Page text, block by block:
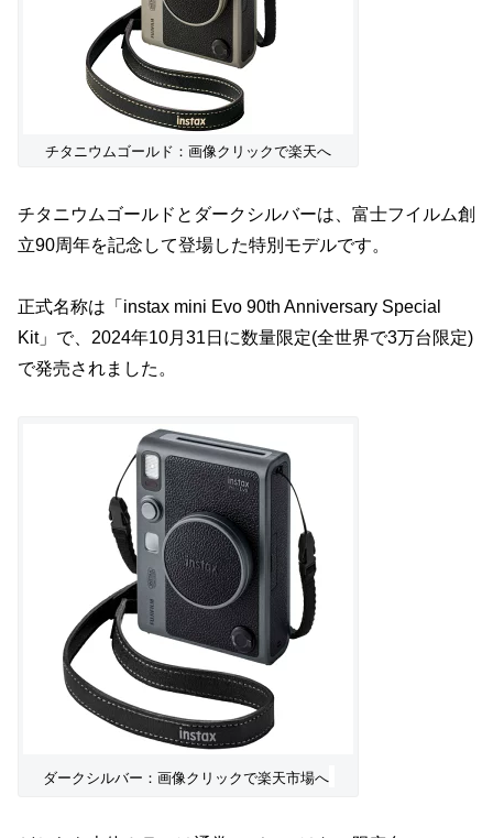
チタニウムゴールド：画像クリックで楽天へ
チタニウムゴールドとダークシルバーは、富士フイルム創
立90周年を記念して登場した特別モデルです。
正式名称は「instax mini Evo 90th Anniversary Special
Kit」で、2024年10月31日に数量限定(全世界で3万台限定)
で発売されました。
ダークシルバー：画像クリックで楽天市場へ